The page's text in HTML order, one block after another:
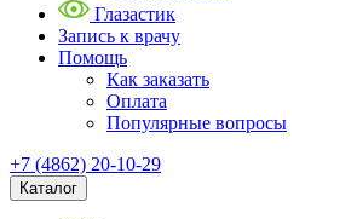
Глазастик
Запись к врачу
Помощь
Как заказать
Оплата
Популярные вопросы
+7 (4862) 20-10-29
Каталог